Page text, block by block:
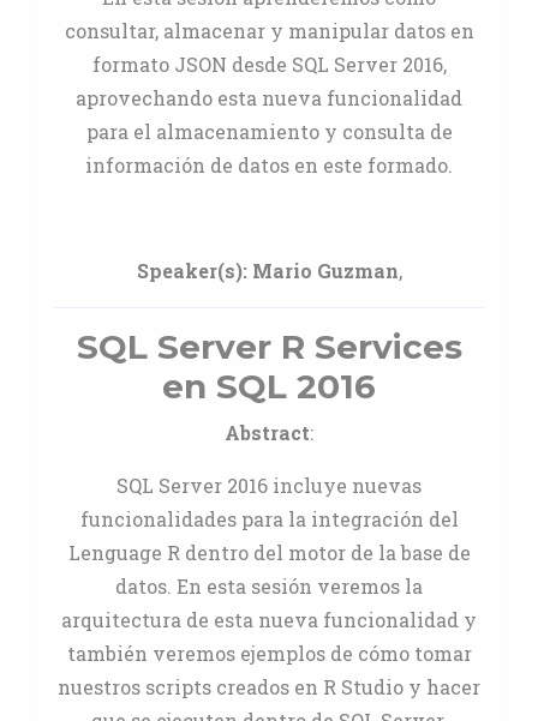
consultar, almacenar y manipular datos en
formato JSON desde SQL Server 2016,
aprovechando esta nueva funcionalidad
para el almacenamiento y consulta de
información de datos en este formado.
Speaker(s): Mario Guzman,
SQL Server R Services
en SQL 2016
Abstract:
SQL Server 2016 incluye nuevas
funcionalidades para la integración del
Lenguage R dentro del motor de la base de
datos. En esta sesión veremos la
arquitectura de esta nueva funcionalidad y
también veremos ejemplos de cómo tomar
nuestros scripts creados en R Studio y hacer